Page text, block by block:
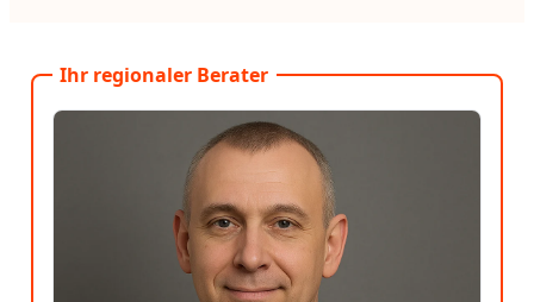
Ihr regionaler Berater